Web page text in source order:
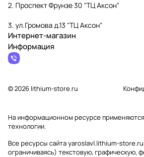
2. Проспект Фрунзе 30 "ТЦ Аксон"
3. ул.Громова д.13 "ТЦ Аксон"
Интернет-магазин
Информация
© 2026 lithium-store.ru
На информационном ресурсе применяются
технологии.
Все ресурсы сайта yaroslavl.lithium-
ограничиваясь) текстовую, графическую,